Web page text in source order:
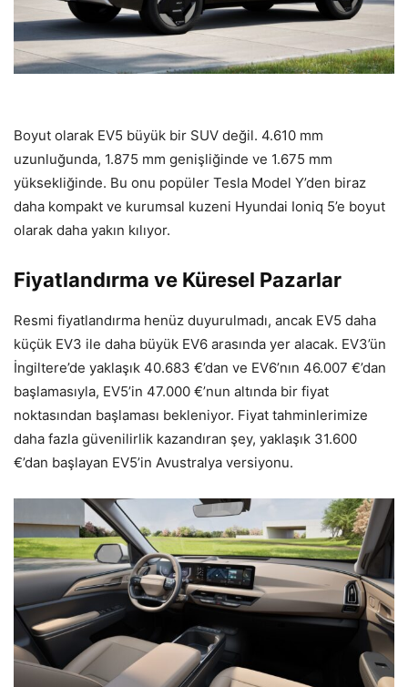
Boyut olarak EV5 büyük bir SUV değil. 4.610 mm
uzunluğunda, 1.875 mm genişliğinde ve 1.675 mm
yüksekliğinde. Bu onu popüler Tesla Model Y’den biraz
daha kompakt ve kurumsal kuzeni Hyundai Ioniq 5’e boyut
olarak daha yakın kılıyor.
Fiyatlandırma ve Küresel Pazarlar
Resmi fiyatlandırma henüz duyurulmadı, ancak EV5 daha
küçük EV3 ile daha büyük EV6 arasında yer alacak. EV3’ün
İngiltere’de yaklaşık 40.683 €’dan ve EV6’nın 46.007 €’dan
başlamasıyla, EV5’in 47.000 €’nun altında bir fiyat
noktasından başlaması bekleniyor. Fiyat tahminlerimize
daha fazla güvenilirlik kazandıran şey, yaklaşık 31.600
€’dan başlayan EV5’in Avustralya versiyonu.